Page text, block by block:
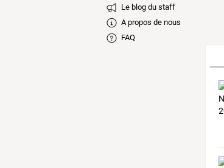
Le blog du staff
A propos de nous
FAQ